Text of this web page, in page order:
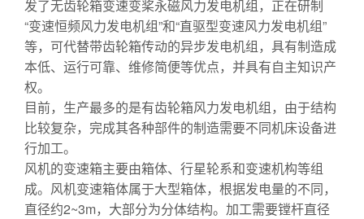
发了无齿轮箱变速变桨永磁风力发电机组，正在研制
“变速恒频风力发电机组”和“直驱型变速风力发电机组”
等，可代替带齿轮箱传动的异步发电机组，具有制造成
本低、运行可靠、维修简便等优点，并具有自主知识产
权。
目前，生产最多的是有齿轮箱风力发电机组，由于结构
比较复杂，完成其各种部件的制造需要不同机床设备进
行加工。
风机的变速箱主要由箱体、行星轮系和变速机构等组
成。风机变速箱体属于大型箱体，根据发电量的不同，
直径约2~3m，大部分为分体结构。加工需要镗杆直径